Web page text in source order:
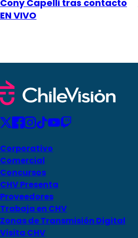
Cony Capelli tras contacto
EN VIVO
Corporativo
Comercial
Concursos
CHV Presenta
Proveedores
Trabaja en CHV
Zonas de Transmisión Digital
Visita CHV